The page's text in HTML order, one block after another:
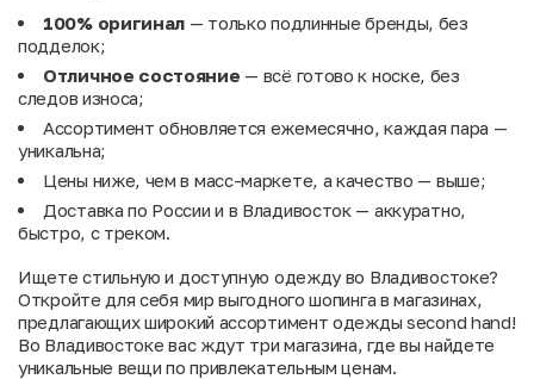
100% оригинал — только подлинные бренды, без
подделок;
Отличное состояние — всё готово к носке, без
следов износа;
Ассортимент обновляется ежемесячно, каждая пара —
уникальна;
Цены ниже, чем в масс-маркете, а качество — выше;
Доставка по России и в Владивосток — аккуратно,
быстро, с треком.
Ищете стильную и доступную одежду во Владивостоке?
Откройте для себя мир выгодного шопинга в магазинах,
предлагающих широкий ассортимент одежды second hand!
Во Владивостоке вас ждут три магазина, где вы найдете
уникальные вещи по привлекательным ценам.